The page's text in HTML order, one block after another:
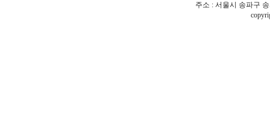
주소 : 서울시 송파구 송